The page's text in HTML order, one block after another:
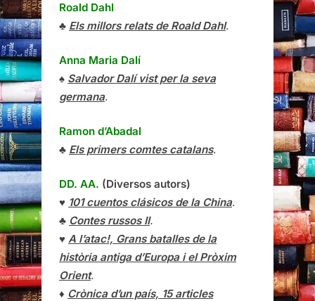
Roald Dahl
♣ Els millors relats de Roald Dahl.
Anna Maria Dalí
♠ Salvador Dalí vist per la seva
germana.
Ramon d’Abadal
♣ Els primers comtes catalans.
DD. AA. (Diversos autors)
♥ 101 cuentos clásicos de la China.
♣ Contes russos II.
♥ A l’atac!, Grans batalles de la
història antiga d’Europa i el Pròxim
Orient.
♦ Crònica d’un país, 15 articles